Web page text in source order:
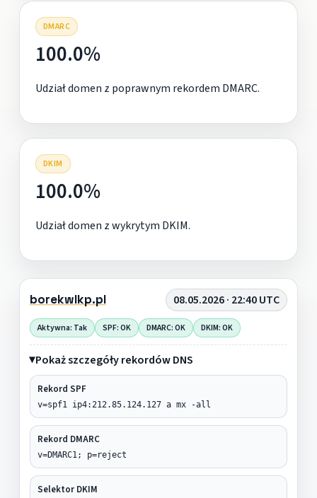
DMARC
100.0%
Udział domen z poprawnym rekordem DMARC.
DKIM
100.0%
Udział domen z wykrytym DKIM.
borekwlkp.pl 08.05.2026 · 22:40 UTC
Aktywna: Tak SPF: OK DMARC: OK DKIM: OK
Pokaż szczegóły rekordów DNS
Rekord SPF
v=spf1 ip4:212.85.124.127 a mx -all
Rekord DMARC
v=DMARC1; p=reject
Selektor DKIM